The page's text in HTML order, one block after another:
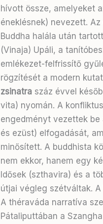
hívott össze, amelyeket
éneklésnek) nevezett. Az
Buddha halála után
(Vinaja) Upáli, a
emlékezet-felfrissítő
rögzítését a modern
zsinatraszáz évvel
vita) nyomán. A
engedményt vezettek be
és ezüst) elfogadását,
minősített. A buddhista
nem ekkor, hanem egy
Idősek (szthavira) és a
útjai végleg szétváltak. A
A théraváda narratíva
Pátaliputtában a